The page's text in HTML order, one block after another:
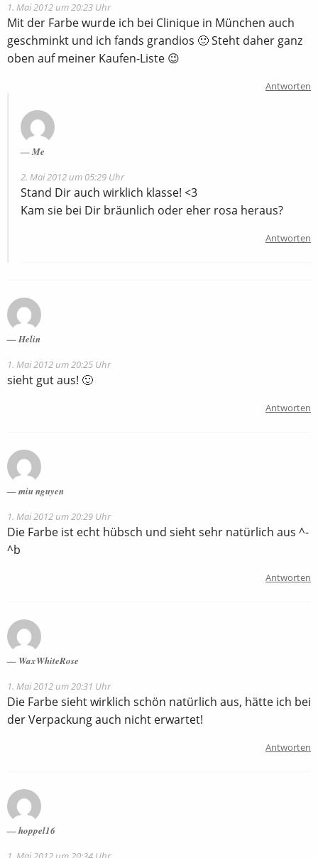
1. Mai 2012 um 20:23 Uhr
Mit der Farbe wurde ich bei Clinique in München auch
geschminkt und ich fands grandios 🙂 Steht daher ganz
oben auf meiner Kaufen-Liste 😉
Antworten
Me
2. Mai 2012 um 05:29 Uhr
Stand Dir auch wirklich klasse! <3
Kam sie bei Dir bräunlich oder eher rosa heraus?
Antworten
Helin
1. Mai 2012 um 20:25 Uhr
sieht gut aus! 🙂
Antworten
miu nguyen
1. Mai 2012 um 20:29 Uhr
Die Farbe ist echt hübsch und sieht sehr natürlich aus ^-
^b
Antworten
WaxWhiteRose
1. Mai 2012 um 20:31 Uhr
Die Farbe sieht wirklich schön natürlich aus, hätte ich bei
der Verpackung auch nicht erwartet!
Antworten
hoppel16